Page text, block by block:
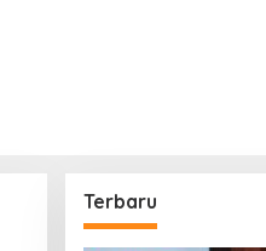
Terbaru